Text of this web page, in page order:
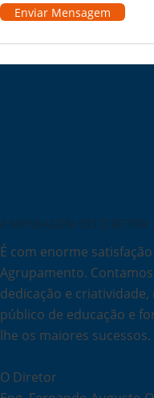
Enviar Mensagem
A MENSAGEM DO DIRETOR
É com enorme
Agrupamento.
dedicação e
público de educação e
lhe os maiores sucessos.
O Diretor